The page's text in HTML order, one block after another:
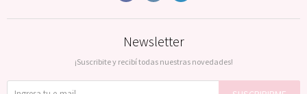
Newsletter
¡Suscribite y recibí todas nuestras novedades!